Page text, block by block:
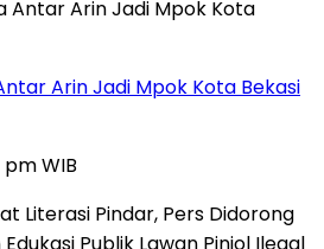
Arin Jadi Mpok Kota Bekasi
WIB